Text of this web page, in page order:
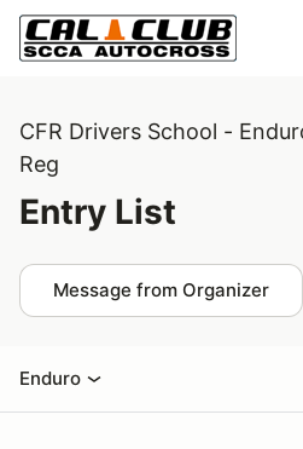
CFR Drivers School -
Reg
Entry List
Message from Organizer
Enduro